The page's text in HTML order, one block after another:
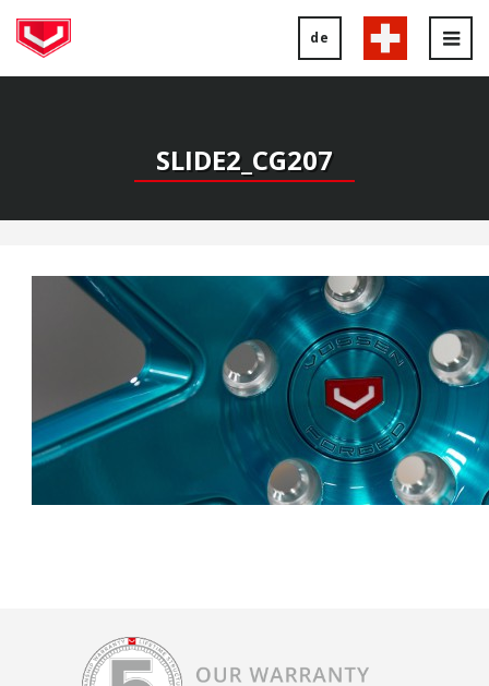
de
SLIDE2_CG207